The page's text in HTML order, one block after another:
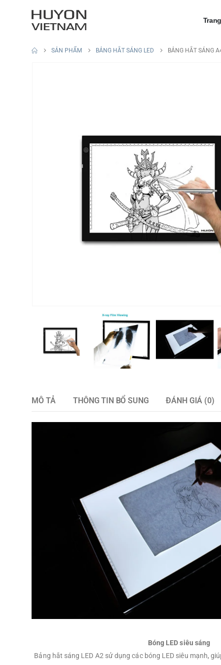
SẢN PHẨM BẢNG HẮT SÁNG LED BẢNG HẮT SÁNG
MÔ TẢ THÔNG TIN BỔ SUNG ĐÁNH GIÁ (0)
Bóng LED siêu sáng
Bảng hắt sáng LED A2 sử dụng các bóng LED siêu mạnh,